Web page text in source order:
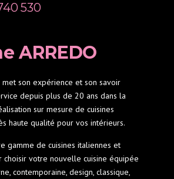
530
ARREDO
son expérience et son savoir
depuis plus de 20 ans dans la
sur mesure de cuisines
haute qualité pour vos intérieurs.
gamme de cuisines italiennes et
choisir votre nouvelle cuisine équipée
contemporaine, design, classique,